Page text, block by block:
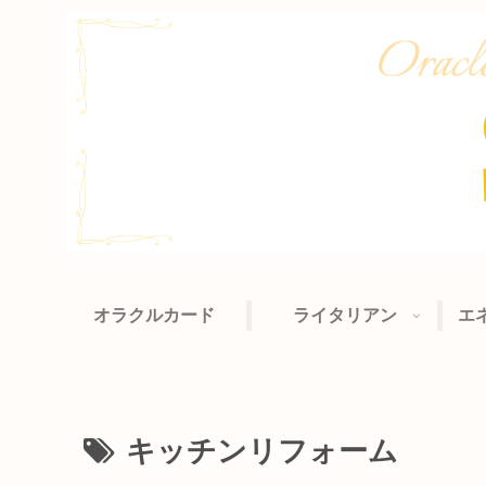
オラクルカード ライタリアン エ
キッチンリフォーム